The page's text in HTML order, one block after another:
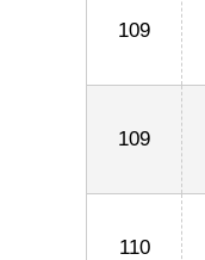
109
109
110